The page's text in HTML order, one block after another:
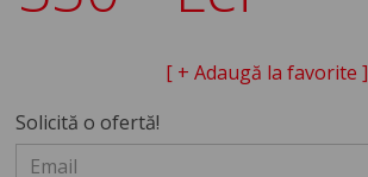
[ + Adaugă la favorite ]
Solicită o ofertă!